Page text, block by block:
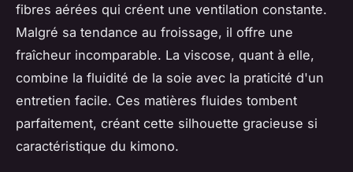
fibres aérées qui créent une ventilation constante.
Malgré sa tendance au froissage, il offre une
fraîcheur incomparable. La viscose, quant à elle,
combine la fluidité de la soie avec la praticité d'un
entretien facile. Ces matières fluides tombent
parfaitement, créant cette silhouette gracieuse si
caractéristique du kimono.